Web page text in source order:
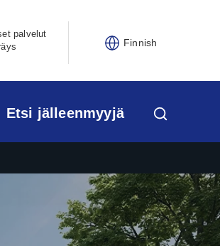
palvelut
Finnish
Etsi jälleenmyyjä